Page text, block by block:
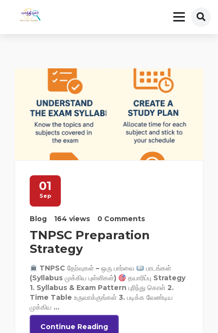
01
Sep
Blog 164 views 0 Comments
TNPSC Preparation
Strategy
TNPSC தேர்வுகள் – ஒரு பார்வை
பாடங்கள்
(Syllabus முக்கிய புள்ளிகள்)
தயாரிப்பு Strategy
1. Syllabus & Exam Pattern புரிந்து கொள் 2.
Time Table உருவாக்குங்கள் 3. படிக்க வேண்டிய
முக்கிய ...
Continue Reading